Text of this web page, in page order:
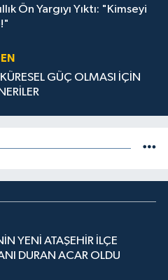
Ön Yargıyı Yıktı: "Kimseyi
GÜÇ OLMASI İÇİN
YENİ ATAŞEHİR İLÇE
DURAN ACAR OLDU